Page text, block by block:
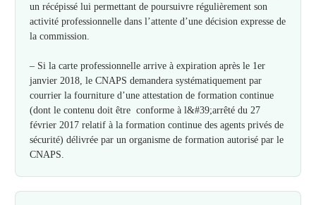
un récépissé lui permettant de poursuivre régulièrement son
activité professionnelle dans l’attente d’une décision expresse de
la commission.
– Si la carte professionnelle arrive à expiration après le 1er
janvier 2018, le CNAPS demandera systématiquement par
courrier la fourniture d’une attestation de formation continue
(dont le contenu doit être conforme à l&#39;arrêté du 27
février 2017 relatif à la formation continue des agents privés de
sécurité) délivrée par un organisme de formation autorisé par le
CNAPS.